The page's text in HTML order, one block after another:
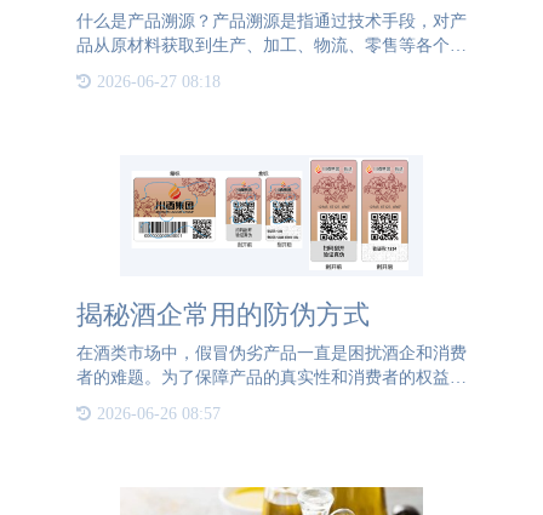
什么是产品溯源？产品溯源是指通过技术手段，对产
品从原材料获取到生产、加工、物流、零售等各个环
节的信息进行标识、采集、记录和分享，从而实现对
产品全生命周期的跟踪和追溯。其目的是确保产品的
2026-06-27 08:18
揭秘酒企常用的防伪方式
在酒类市场中，假冒伪劣产品一直是困扰酒企和消费
者的难题。为了保障产品的真实性和消费者的权益，
酒企采用了多种防伪方式，其中防伪标签和打码技术
是最为常见的两种。 防伪标签是酒企防伪的重要手
2026-06-26 08:57